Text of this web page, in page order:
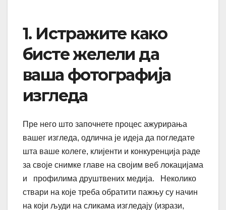
1. Истражите како
бисте желели да
ваша фотографија
изгледа
Пре него што започнете процес ажурирања
вашег изгледа, одлична је идеја да погледате
шта ваше колеге, клијенти и конкуренција раде
за своје снимке главе на својим веб локацијама
и профилима друштвених медија. Неколико
ствари на које треба обратити пажњу су начин
на који људи на сликама изгледају (изрази,